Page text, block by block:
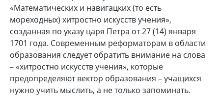
«Математических и навигацких (то есть
мореходных) хитростно искусств учения»,
созданная по указу царя Петра от 27 (14) января
1701 года. Современным реформаторам в области
образования следует обратить внимание на слова
– «хитростно искусств учения», которые
предопределяют вектор образования – учащихся
нужно учить мыслить, а не только запоминать.